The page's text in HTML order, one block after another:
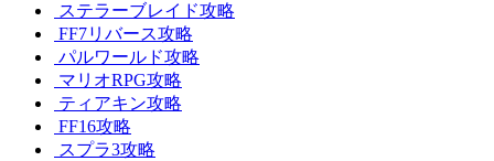
ステラーブレイド攻略
FF7リバース攻略
パルワールド攻略
マリオRPG攻略
ティアキン攻略
FF16攻略
スプラ3攻略